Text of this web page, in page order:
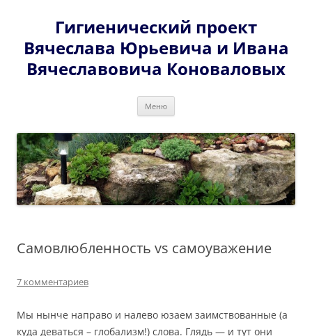
содержимомуГигиенический проект
Вячеслава Юрьевича и Ивана
Вячеславовича Коноваловых
Меню
Самовлюбленность vs самоуважение
7 комментариев
Мы нынче направо и налево юзаем заимствованные (а
куда деваться – глобализм!) слова. Глядь — и тут они